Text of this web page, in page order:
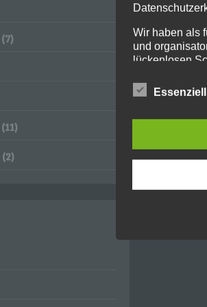
(7)
(11)
(2)
Wir haben als
und
lückenlosen
aufweisen,
telefonisch,
Die
Europäischen
Essenziell